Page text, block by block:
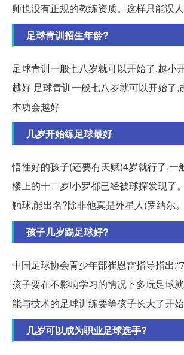
师也没有正规的教练资质。这样只能误人
足球青训招生年龄?
足球青训一般七八岁就可以开始了,越小
越好 足球青训一般七八岁就可以开始了,
本功会越好
几岁开始练足球最好
悟性好的孩子(还要有天赋)4岁就行了,一
楼上的十二岁!小罗都已经被球探发现了
触球,能出名?除非他真是外星人(罗纳尔。
孩子几岁踢足球好?
中国足球协会青少年部崔恩雷指导指出
孩子要在不影响学习的情况下多玩足球
能与技术的足球训练要等孩子长大了开始
几岁可以成为职业足球选手?